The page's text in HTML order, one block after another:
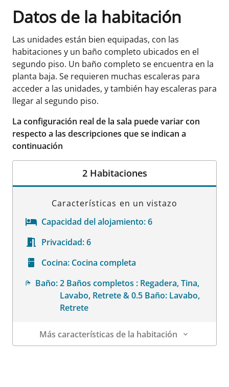
Datos de la habitación
Las unidades están bien equipadas, con las
habitaciones y un baño completo ubicados en el
segundo piso. Un baño completo se encuentra en la
planta baja. Se requieren muchas escaleras para
acceder a las unidades, y también hay escaleras para
llegar al segundo piso.
La configuración real de la sala puede variar con
respecto a las descripciones que se indican a
continuación
2 Habitaciones
Características en un vistazo
Capacidad del alojamiento:6
Privacidad:6
Cocina: Cocina completa
Baño:2 Baños completos : Regadera, Tina,
Lavabo, Retrete & 0.5 Baño: Lavabo,
Retrete
Más características de la habitación